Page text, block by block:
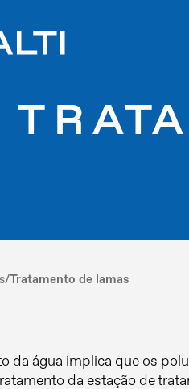
/Tratamento de lamas
da água implica que os
da estação de